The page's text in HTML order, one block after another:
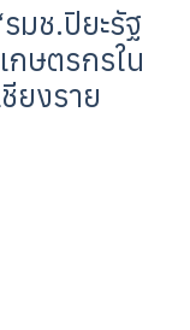
มช.ปิยะรัฐ
กษตรกรใน
ยงราย